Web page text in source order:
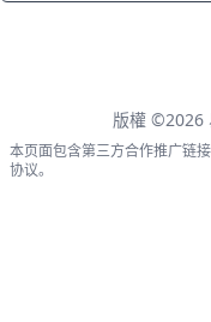
版權 ©2026
本页面包含第三方合作推广链
协议。